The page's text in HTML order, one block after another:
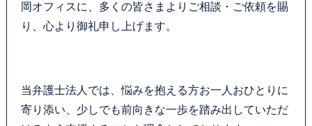
リモート相談
岡オフィスに、多くの皆さまよりご相談・ご依頼を賜
り、心より御礼申し上げます。
当弁護士法人では、悩みを抱える方お一人おひとりに
寄り添い、少しでも前向きな一歩を踏み出していただ